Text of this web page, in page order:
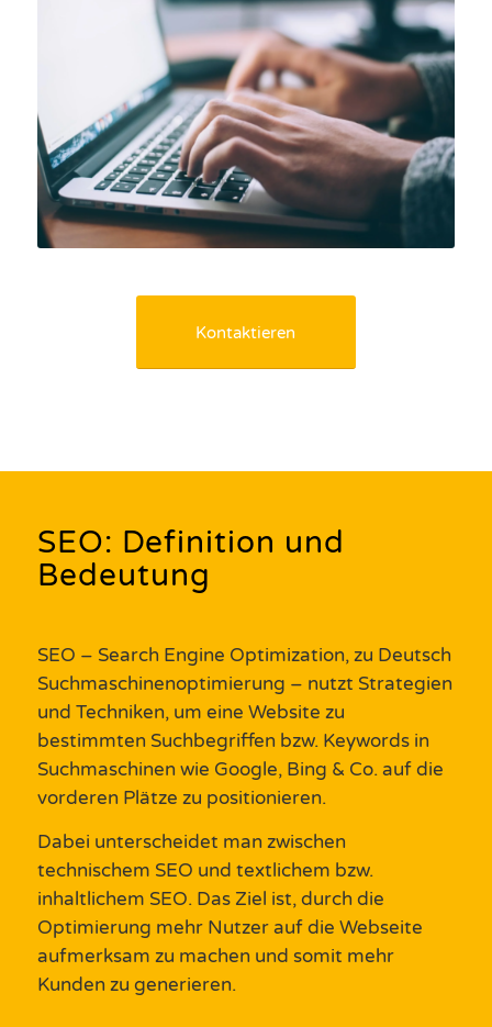
Kontaktieren
SEO: Definition und
Bedeutung
SEO – Search Engine Optimization, zu Deutsch
Suchmaschinenoptimierung – nutzt Strategien
und Techniken, um eine Website zu
bestimmten Suchbegriffen bzw. Keywords in
Suchmaschinen wie Google, Bing & Co. auf die
vorderen Plätze zu positionieren.
Dabei unterscheidet man zwischen
technischem SEO und textlichem bzw.
inhaltlichem SEO. Das Ziel ist, durch die
Optimierung mehr Nutzer auf die Webseite
aufmerksam zu machen und somit mehr
Kunden zu generieren.